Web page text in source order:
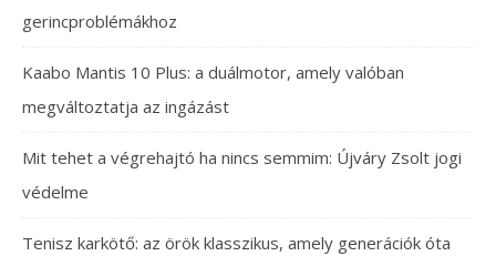
gerincproblémákhoz
Kaabo Mantis 10 Plus: a duálmotor, amely valóban
megváltoztatja az ingázást
Mit tehet a végrehajtó ha nincs semmim: Újváry Zsolt jogi
védelme
Tenisz karkötő: az örök klasszikus, amely generációk óta